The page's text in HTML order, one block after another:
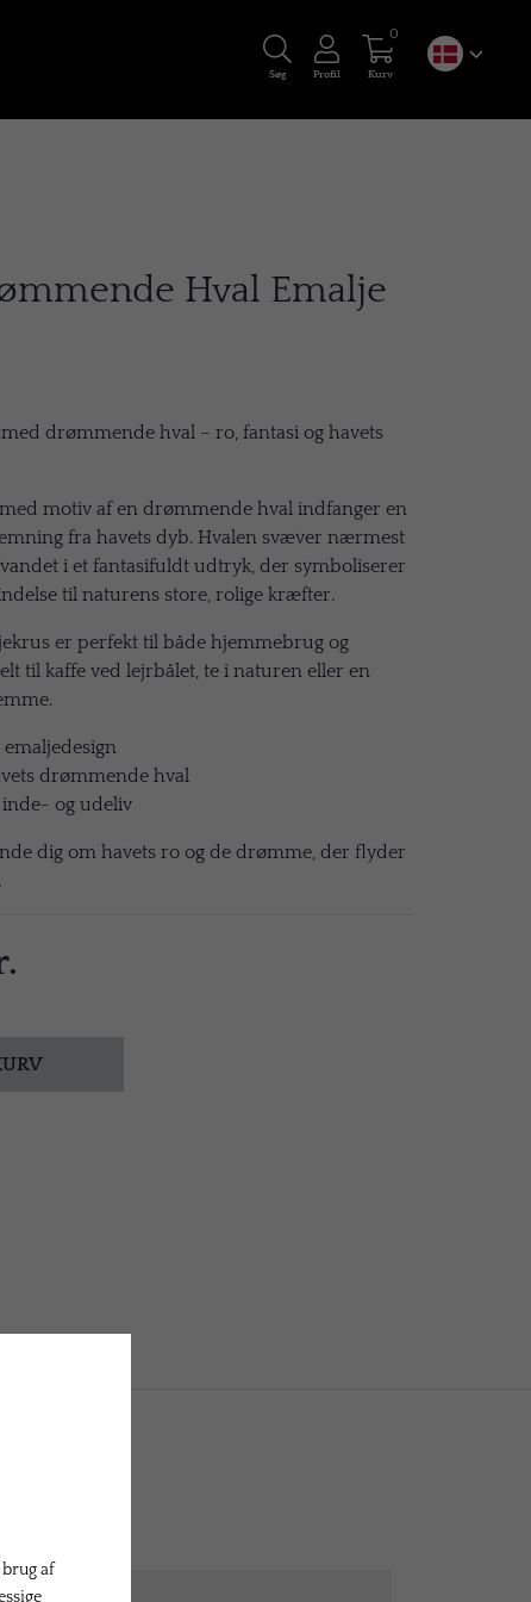
Søg Profil Kurv
0
Hval Emalje
drømmende hval – ro, fantasi og havets
motiv af en drømmende hval indfanger en
fra havets dyb. Hvalen svæver nærmest
i et fantasifuldt udtryk, der symboliserer
til naturens store, rolige kræfter.
er perfekt til både hjemmebrug og
til kaffe ved lejrbålet, te i naturen eller en
drømmende hval
og udeliv
dig om havets ro og de drømme, der flyder
af